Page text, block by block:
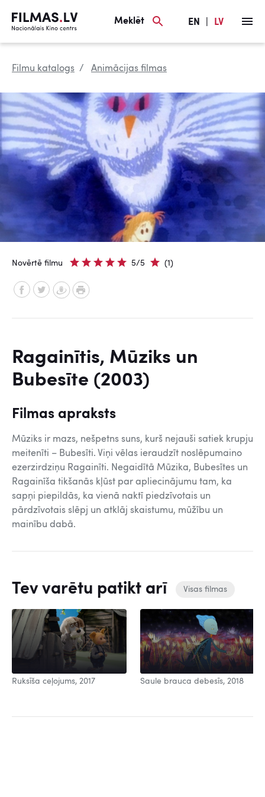
Meklēt EN LV
Filmu katalogs Animācijas filmas
Novērtē filmu 5/5 (1)
Ragainītis, Mūziks un
Bubesīte (2003)
Filmas apraksts
Mūziks ir mazs, nešpetns suns, kurš nejauši satiek krupju
meitenīti – Bubesīti. Viņi vēlas ieraudzīt noslēpumaino
ezerzirdziņu Ragainīti. Negaidītā Mūzika, Bubesītes un
Ragainīša tikšanās kļūst par apliecinājumu tam, ka
sapņi piepildās, ka vienā naktī piedzīvotais un
pārdzīvotais slēpj un atklāj skaistumu, mūžību un
mainību dabā.
Tev varētu patikt arī Visas filmas
Ruksīša ceļojums, 2017 Saule brauca debesīs, 2018